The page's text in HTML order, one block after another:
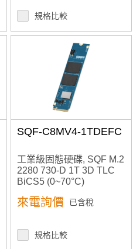
規格比較
SQF-C8MV4-1TDEFC
工業級固態硬碟, SQF M.2
2280 730-D 1T 3D TLC
BiCS5 (0~70°C)
來電詢價 已含稅
規格比較